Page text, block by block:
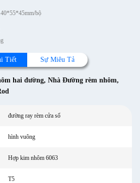
bộ
Tiết Sự Miêu Tả
hai đường, Nhà Đường rèm nhôm,
đường ray rèm cửa sổ
hình vuông
Hợp kim nhôm 6063
T5